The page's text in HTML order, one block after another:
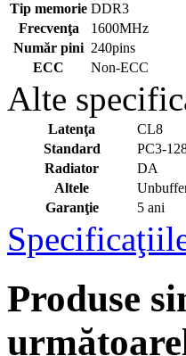
Tip memorie DDR3
Frecvenţa
1600MHz
Număr pini 240pins
ECC
Non-ECC
Alte
Latenţa
CL8
Standard
PC3-
Radiator
DA
Altele
Garanţie
5 ani
Produse